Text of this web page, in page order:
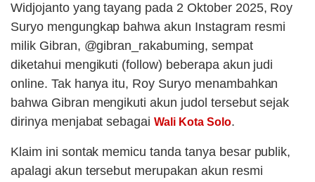
Widjojanto yang tayang pada 2 Oktober 2025, Roy
Suryo mengungkap bahwa akun Instagram resmi
milik Gibran, @gibran_rakabuming, sempat
diketahui mengikuti (follow) beberapa akun judi
online. Tak hanya itu, Roy Suryo menambahkan
bahwa Gibran mengikuti akun judol tersebut sejak
dirinya menjabat sebagaiWali Kota Solo.
Klaim ini sontak memicu tanda tanya besar publik,
apalagi akun tersebut merupakan akun resmi